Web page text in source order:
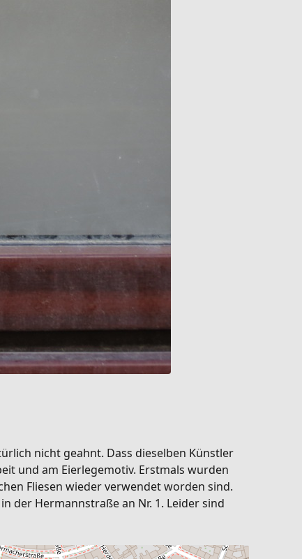
nicht geahnt. Dass dieselben Künstler
und am Eierlegemotiv. Erstmals wurden
Fliesen wieder verwendet worden sind.
der Hermannstraße an Nr. 1. Leider sind